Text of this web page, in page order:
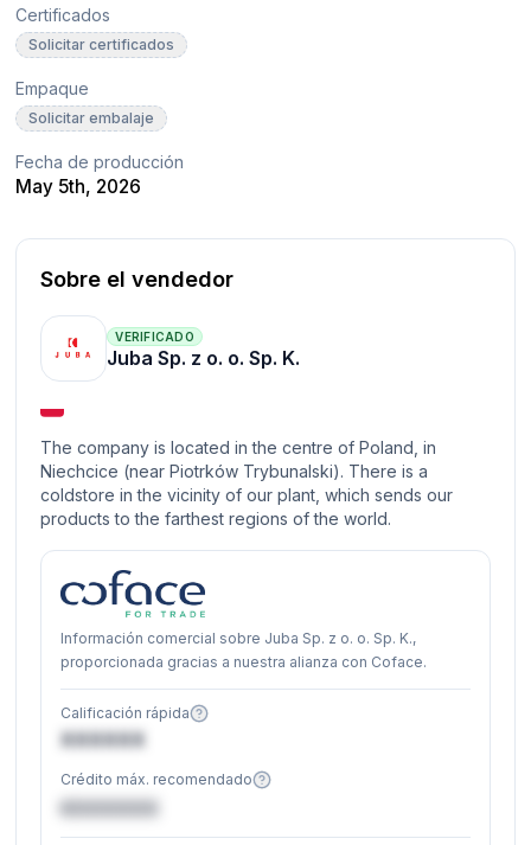
Certificados
Solicitar certificados
Empaque
Solicitar embalaje
Fecha de producción
May 5th, 2026
Sobre el vendedor
VERIFICADO
Juba Sp. z o. o. Sp. K.
The company is located in the centre of Poland, in
Niechcice (near Piotrków Trybunalski). There is a
coldstore in the vicinity of our plant, which sends our
products to the farthest regions of the world.
Información comercial sobre Juba Sp. z o. o. Sp. K.,
proporcionada gracias a nuestra alianza con Coface.
Calificación rápida
XXXXXX
Crédito máx. recomendado
€XXXXXX